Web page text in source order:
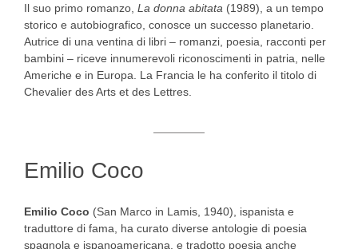
Il suo primo romanzo, La donna abitata (1989), a un tempo
storico e autobiografico, conosce un successo planetario.
Autrice di una ventina di libri – romanzi, poesia, racconti per
bambini – riceve innumerevoli riconoscimenti in patria, nelle
Americhe e in Europa. La Francia le ha conferito il titolo di
Chevalier des Arts et des Lettres.
Emilio Coco
Emilio Coco (San Marco in Lamis, 1940), ispanista e
traduttore di fama, ha curato diverse antologie di poesia
spagnola e ispanoamericana, e tradotto poesia anche